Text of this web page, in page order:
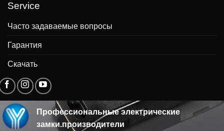
Service
Часто задаваемые вопросы
Гарантия
Скачать
Профессиональные электрические
замки.производители